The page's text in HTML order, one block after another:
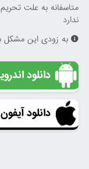
متاسفانه به علت
ندارد
به زودی این مشکل
دانلود
دانلود آیفون